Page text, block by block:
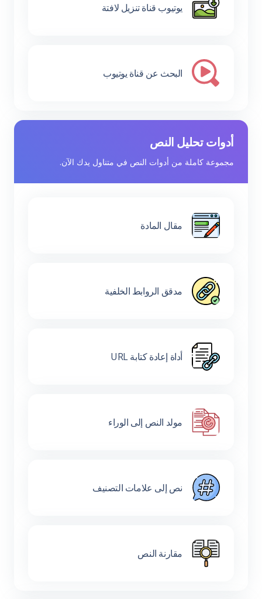
يوتيوب قناة تنزيل لافتة
البحث عن قناة يوتيوب
أدوات تحليل النص
مجموعة كاملة من أدوات النص في متناول يدك الآن.
مقال المادة
مدقق الروابط الخلفية
أداة إعادة كتابة URL
مولد النص إلى الوراء
نص إلى علامات التصنيف
مقارنة النص